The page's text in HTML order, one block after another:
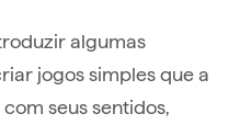
algumas
jogos simples que a
seus sentidos,